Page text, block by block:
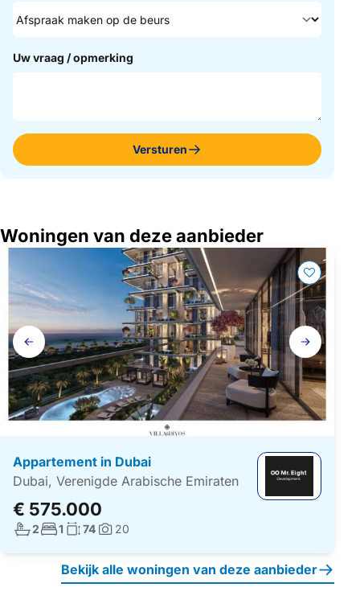
Uw vraag / opmerking
Versturen
Woningen van deze aanbieder
Galerij
navigatie
Appartement in Dubai
Dubai, Verenigde Arabische Emiraten
€ 575.000
Aantal badkamers:
2Aantal slaapkamers:
1 Woonoppervlakte:
74Foto's:
20
Bekijk alle woningen van deze aanbieder